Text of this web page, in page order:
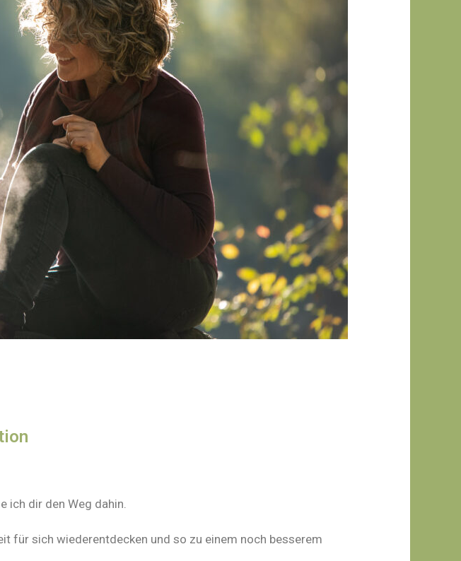
ich dir den Weg dahin.
für sich wiederentdecken und so zu einem noch besserem